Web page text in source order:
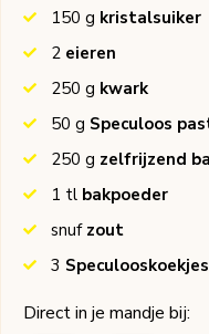
150 g kristalsuiker
2 eieren
250 g kwark
50 g Speculoos
250 g zelfrijzend
1 tl bakpoeder
snuf zout
3
Direct in je mandje bij: